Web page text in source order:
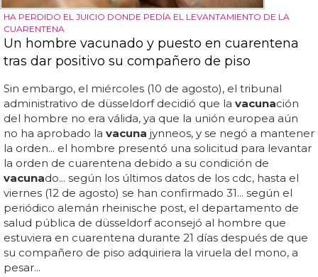
HA PERDIDO EL JUICIO DONDE PEDÍA EL LEVANTAMIENTO DE LA
CUARENTENA
Un hombre vacunado y puesto en cuarentena
tras dar positivo su compañero de piso
Sin embargo, el miércoles (10 de agosto), el tribunal
administrativo de düsseldorf decidió que la vacunación
del hombre no era válida, ya que la unión europea aún
no ha aprobado la vacuna jynneos, y se negó a mantener
la orden... el hombre presentó una solicitud para levantar
la orden de cuarentena debido a su condición de
vacunado... según los últimos datos de los cdc, hasta el
viernes (12 de agosto) se han confirmado 31... según el
periódico alemán rheinische post, el departamento de
salud pública de düsseldorf aconsejó al hombre que
estuviera en cuarentena durante 21 días después de que
su compañero de piso adquiriera la viruela del mono, a
pesar...